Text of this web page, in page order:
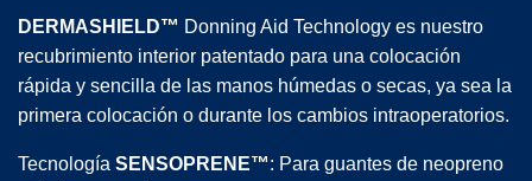
DERMASHIELD™ Donning Aid Technology es nuestro
recubrimiento interior patentado para una colocación
rápida y sencilla de las manos húmedas o secas, ya sea la
primera colocación o durante los cambios intraoperatorios.
Tecnología SENSOPRENE™: Para guantes de neopreno